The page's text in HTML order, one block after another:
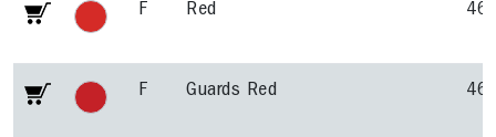
F Red
F Guards Red